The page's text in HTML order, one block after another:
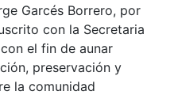
Garcés Borrero, por
con la Secretaria
el fin de aunar
preservación y
la comunidad